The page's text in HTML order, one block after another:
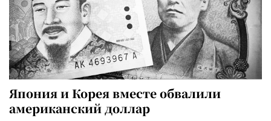
Япония и Корея вместе обвалили
американский доллар